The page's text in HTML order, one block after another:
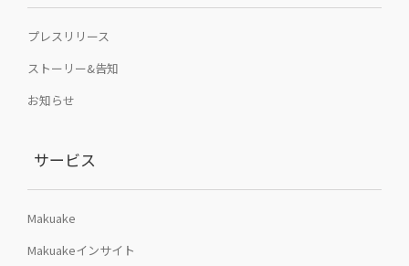
プレスリリース
ストーリー&告知
お知らせ
サービス
Makuake
Makuakeインサイト